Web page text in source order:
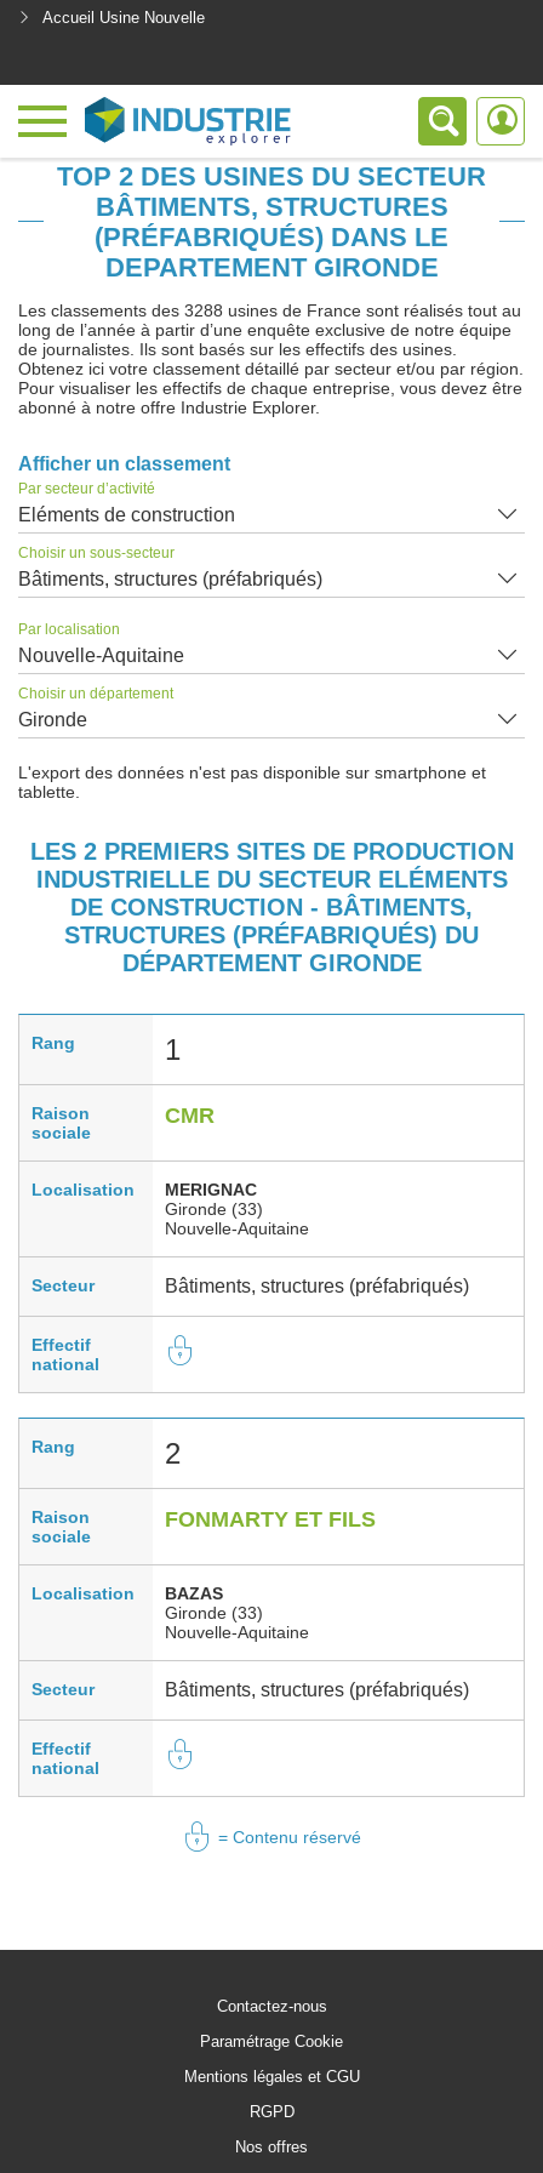
Accueil Usine Nouvelle
TOP 2 DES USINES DU SECTEUR
BÂTIMENTS, STRUCTURES
(PRÉFABRIQUÉS) DANS LE
DEPARTEMENT GIRONDE
Les classements des 3288 usines de France sont réalisés tout au
long de l’année à partir d’une enquête exclusive de notre équipe
de journalistes. Ils sont basés sur les effectifs des usines.
Obtenez ici votre classement détaillé par secteur et/ou par région.
Pour visualiser les effectifs de chaque entreprise, vous devez être
abonné à notre offre Industrie Explorer.
Afficher un classement
Par secteur d’activité
Eléments de construction
Choisir un sous-secteur
Bâtiments, structures (préfabriqués)
Par localisation
Nouvelle-Aquitaine
Choisir un département
Gironde
L'export des données n'est pas disponible sur smartphone et
tablette.
LES 2 PREMIERS SITES DE PRODUCTION
INDUSTRIELLE DU SECTEUR ELÉMENTS
DE CONSTRUCTION - BÂTIMENTS,
STRUCTURES (PRÉFABRIQUÉS) DU
DÉPARTEMENT GIRONDE
Rang 1
Raison
sociale
CMR
Localisation
MERIGNAC
Gironde (33)
Nouvelle-Aquitaine
Secteur Bâtiments, structures (préfabriqués)
Effectif
national
Rang 2
Raison
sociale
FONMARTY ET FILS
Localisation
BAZAS
Gironde (33)
Nouvelle-Aquitaine
Secteur Bâtiments, structures (préfabriqués)
Effectif
national
= Contenu réservé
Contactez-nous
Paramétrage Cookie
Mentions légales et CGU
RGPD
Nos offres